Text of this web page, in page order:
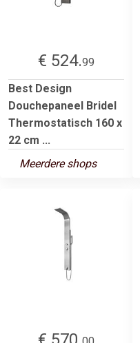
€ 524.99
Best Design
Douchepaneel Bridel
Thermostatisch 160 x
22 cm ...
Meerdere shops